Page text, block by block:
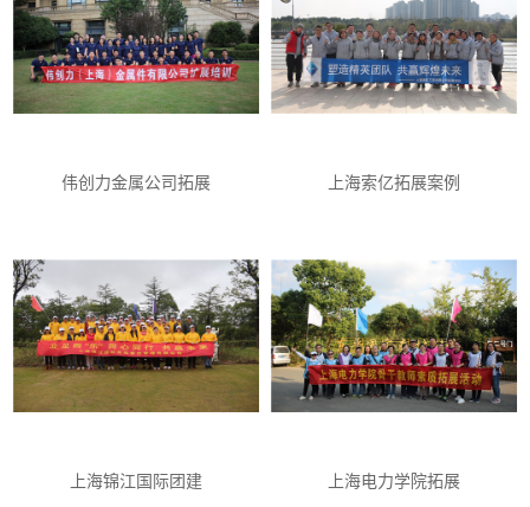
伟创力金属公司拓展 上海索亿拓展案例
上海锦江国际团建 上海电力学院拓展